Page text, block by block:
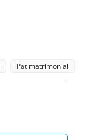
Pat matrimonial